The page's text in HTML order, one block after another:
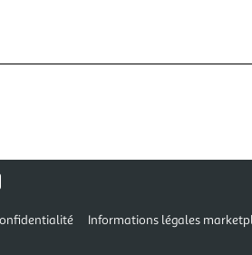
Informations légales